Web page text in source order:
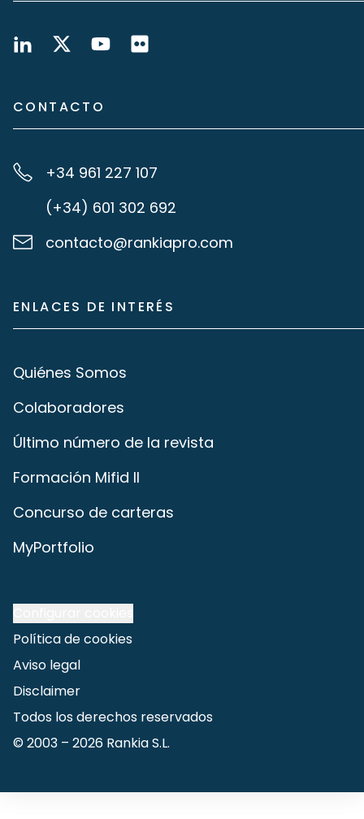
CONTACTO
+34 961 227 107
(+34) 601 302 692
contacto@rankiapro.com
ENLACES DE INTERÉS
Quiénes Somos
Colaboradores
Último número de la revista
Formación Mifid II
Concurso de carteras
MyPortfolio
Política de cookies
Aviso legal
Disclaimer
Todos los derechos reservados
© 2003 – 2026 Rankia S.L.